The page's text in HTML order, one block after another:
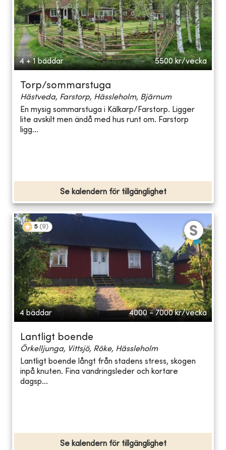
4 + 1 bäddar 5500 kr/vecka
Torp/sommarstuga
Hästveda, Farstorp, Hässleholm, Bjärnum
En mysig sommarstuga i Kälkarp/Farstorp. Ligger
lite avskilt men ändå med hus runt om. Farstorp
ligg...
Se kalendern för tillgänglighet
5 (9)
4 bäddar 4000 - 7000 kr/vecka
Lantligt boende
Örkelljunga, Vittsjö, Röke, Hässleholm
Lantligt boende långt från stadens stress, skogen
inpå knuten. Fina vandringsleder och kortare
dagsp...
Se kalendern för tillgänglighet